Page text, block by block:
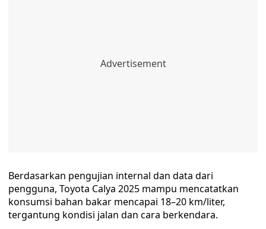
Berdasarkan pengujian internal dan data dari
pengguna, Toyota Calya 2025 mampu mencatatkan
konsumsi bahan bakar mencapai 18–20 km/liter,
tergantung kondisi jalan dan cara berkendara.